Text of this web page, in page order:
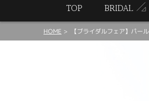
TOP BRIDAL
HOME 【ブライダルフェア】パー